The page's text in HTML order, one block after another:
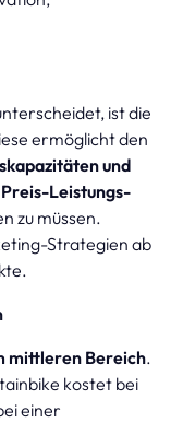
ist die
ermöglicht den
und
Leistungs-
zu müssen.
Strategien ab
mittleren Bereich.
kostet bei
einer